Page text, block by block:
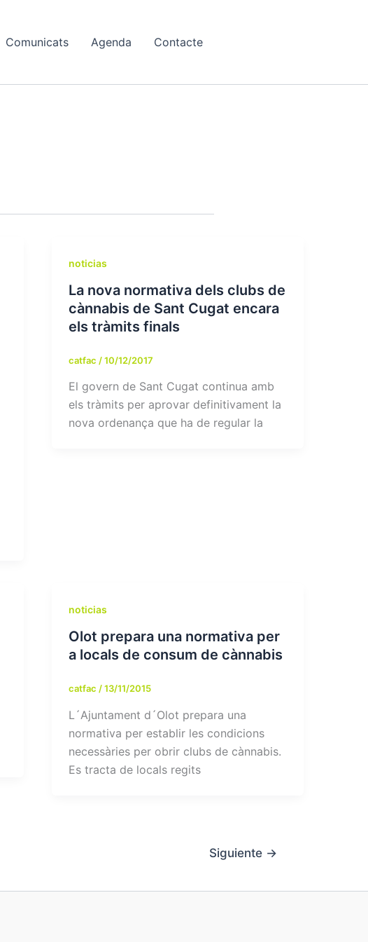
Comunicats Agenda Contacte
noticias
La nova normativa dels clubs de
cànnabis de Sant Cugat encara
els tràmits finals
catfac /10/12/2017
El govern de Sant Cugat continua amb
els tràmits per aprovar definitivament la
nova ordenança que ha de regular la
noticias
Olot prepara una normativa per
a locals de consum de cànnabis
catfac /13/11/2015
L´Ajuntament d´Olot prepara una
normativa per establir les condicions
necessàries per obrir clubs de cànnabis.
Es tracta de locals regits
Siguiente →